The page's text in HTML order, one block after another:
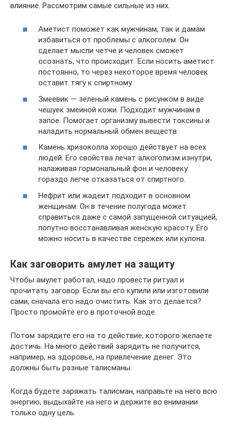
влияние. Рассмотрим самые сильные из них.
Аметист поможет как мужчинам, так и дамам
избавиться от проблемы с алкоголем. Он
сделает мысли четче и человек сможет
осознать, что происходит. Если носить аметист
постоянно, то через некоторое время человек
оставит тягу к спиртному.
Змеевик — зеленый камень с рисунком в виде
чешуек змеиной кожи. Подходит мужчинам в
запое. Помогает организму вывести токсины и
наладить нормальный обмен веществ.
Камень хризоколла хорошо действует на всех
людей. Его свойства лечат алкоголизм изнутри,
налаживая гормональный фон и человеку
гораздо легче отказаться от спиртного.
Нефрит или жадеит подходит в основном
женщинам. Он в течение полугода может
справиться даже с самой запущенной ситуацией,
попутно восстанавливая женскую красоту. Его
можно носить в качестве сережек или кулона.
Как заговорить амулет на защиту
Чтобы амулет работал, надо провести ритуал и
прочитать заговор. Если вы его купили или изготовили
сами, сначала его надо очистить. Как это делается?
Просто промойте его в проточной воде.
Потом зарядите его на то действие, которого желаете
достичь. На много действий зарядить не получится,
например, на здоровье, на привлечение денег. Это
должны быть разные талисманы.
Когда будете заряжать талисман, направьте на него всю
энергию, выдыхайте на него и держите во внимании
только одну цель.